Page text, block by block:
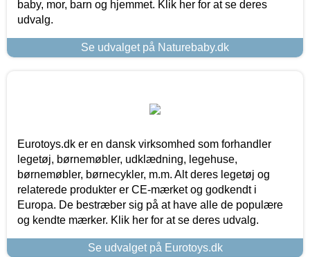
baby, mor, barn og hjemmet. Klik her for at se deres
udvalg.
Se udvalget på Naturebaby.dk
Eurotoys.dk er en dansk virksomhed som forhandler
legetøj, børnemøbler, udklædning, legehuse,
børnemøbler, børnecykler, m.m. Alt deres legetøj og
relaterede produkter er CE-mærket og godkendt i
Europa. De bestræber sig på at have alle de populære
og kendte mærker. Klik her for at se deres udvalg.
Se udvalget på Eurotoys.dk